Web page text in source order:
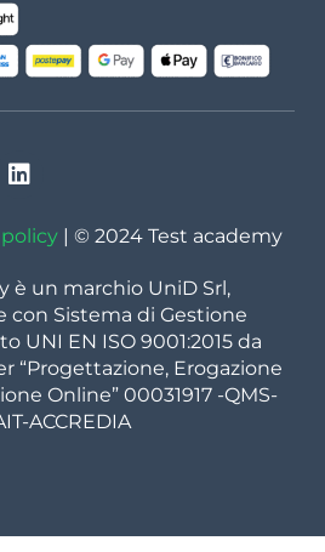
| © 2024 Test academy
è un marchio UniD Srl,
con Sistema di Gestione
UNI EN ISO 9001:2015 da
“Progettazione, Erogazione
Online” 00031917 -QMS-
ACCREDIA